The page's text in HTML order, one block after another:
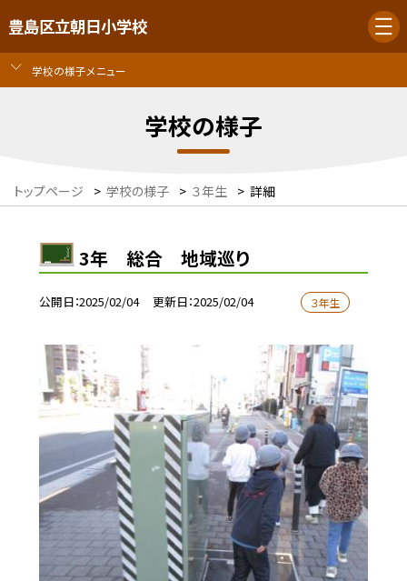
豊島区立朝日小学校
学校の様子メニュー
学校の様子
トップページ > 学校の様子 > ３年生 > 詳細
3年 総合 地域巡り
公開日 2025/02/04 更新日 2025/02/04 ３年生